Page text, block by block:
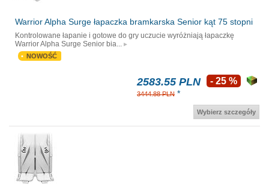
Warrior Alpha Surge łapaczka bramkarska Senior kąt 75 stopni
Kontrolowane łapanie i gotowe do gry uczucie wyróżniają łapaczkę
Warrior Alpha Surge Senior bia...
NOWOŚĆ
2583.55 PLN
3444.88 PLN *
- 25 %
Wybierz szczegóły